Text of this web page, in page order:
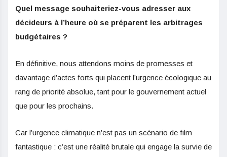
Quel message souhaiteriez-vous adresser aux
décideurs à l’heure où se préparent les arbitrages
budgétaires ?
En définitive, nous attendons moins de promesses et
davantage d’actes forts qui placent l’urgence écologique au
rang de priorité absolue, tant pour le gouvernement actuel
que pour les prochains.
Car l’urgence climatique n’est pas un scénario de film
fantastique : c’est une réalité brutale qui engage la survie de